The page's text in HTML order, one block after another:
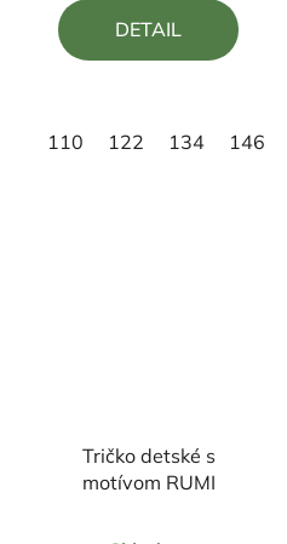
158
z
DETAIL
110 122 134 146
Tričko detské s
motívom RUMI